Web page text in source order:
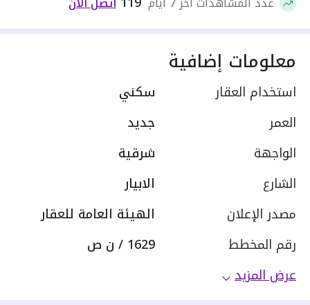
معلومات إضافية
استخدام العقار
سكني
العمر
جديد
الواجهة
شرقية
الشارع
الابيار
مصدر الإعلان
الهيئة العامة للعقار
رقم المخطط
1629 / ن ص
عرض المزيد